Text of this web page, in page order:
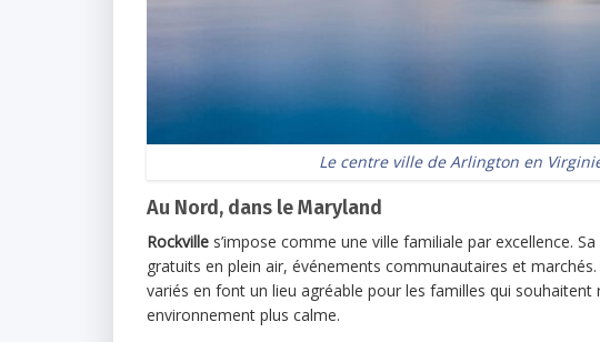
Le centre ville de Arlington en
Au Nord, dans le Maryland
Rockville s’impose comme une ville familiale par excellence.
gratuits en plein air, événements communautaires et
variés en font un lieu agréable pour les familles qui souhaitent
environnement plus calme.